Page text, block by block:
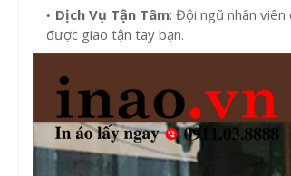
Dịch Vụ Tận Tâm: Đội ngũ nhân
được giao tận tay bạn.